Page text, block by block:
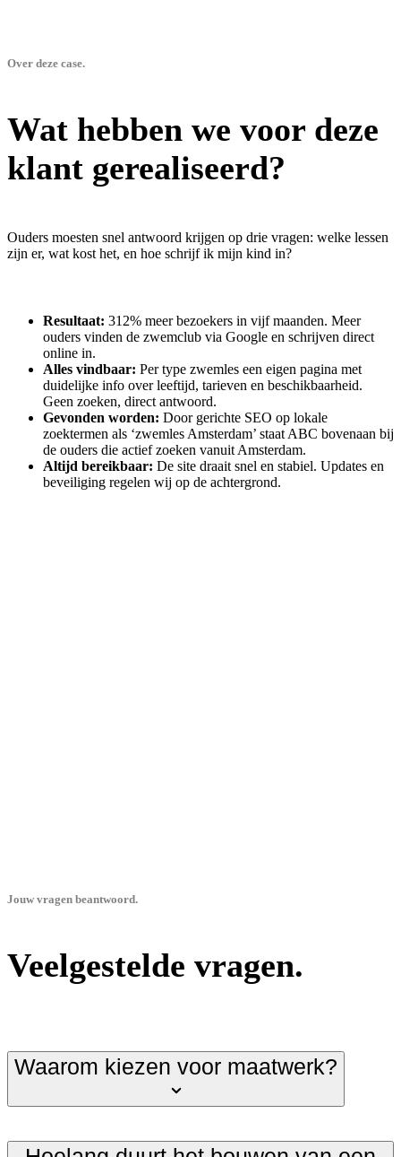
Wat hebben we voor deze
klant gerealiseerd?
Over deze case.
Ouders moesten snel antwoord krijgen op drie vragen: welke lessen
zijn er, wat kost het, en hoe schrijf ik mijn kind in?
Resultaat: 312% meer bezoekers in vijf maanden. Meer
ouders vinden de zwemclub via Google en schrijven direct
online in.
Alles vindbaar: Per type zwemles een eigen pagina met
duidelijke info over leeftijd, tarieven en beschikbaarheid.
Geen zoeken, direct antwoord.
Gevonden worden: Door gerichte SEO op lokale
zoektermen als ‘zwemles Amsterdam’ staat ABC bovenaan bij
de ouders die actief zoeken vanuit Amsterdam.
Altijd bereikbaar: De site draait snel en stabiel. Updates en
beveiliging regelen wij op de achtergrond.
Veelgestelde vragen.
Jouw vragen beantwoord.
Waarom kiezen voor maatwerk?